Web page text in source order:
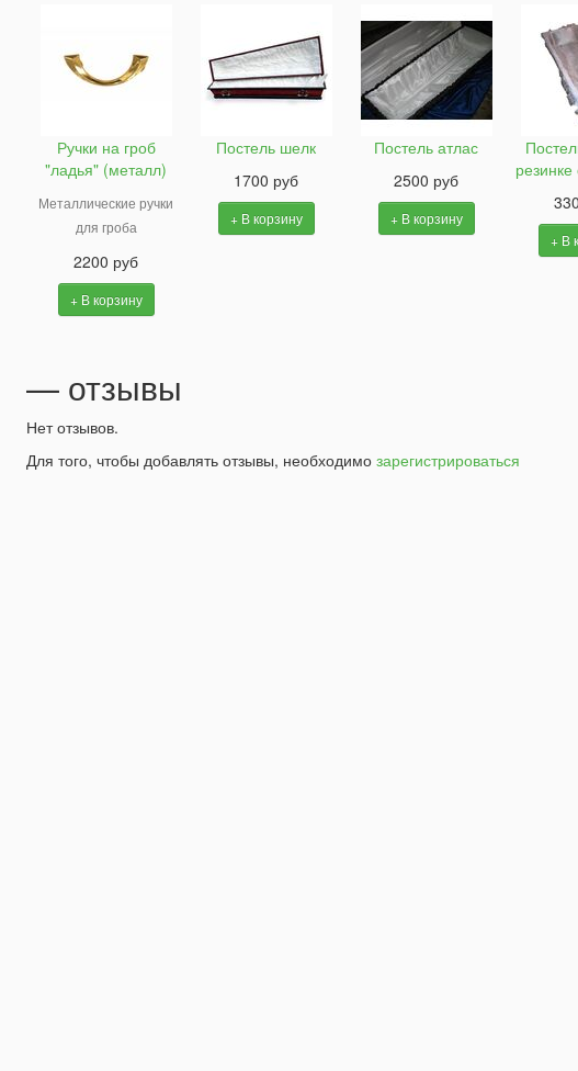
Ручки на гроб
"ладья" (металл)
Металлические ручки
для гроба
2200 руб
+ В корзину
Постель шелк
1700 руб
+ В корзину
Постель атлас
2500 руб
+ В корзину
+ В
— отзывы
Нет отзывов.
Для того, чтобы добавлять отзывы, необходимо зарегистрироваться